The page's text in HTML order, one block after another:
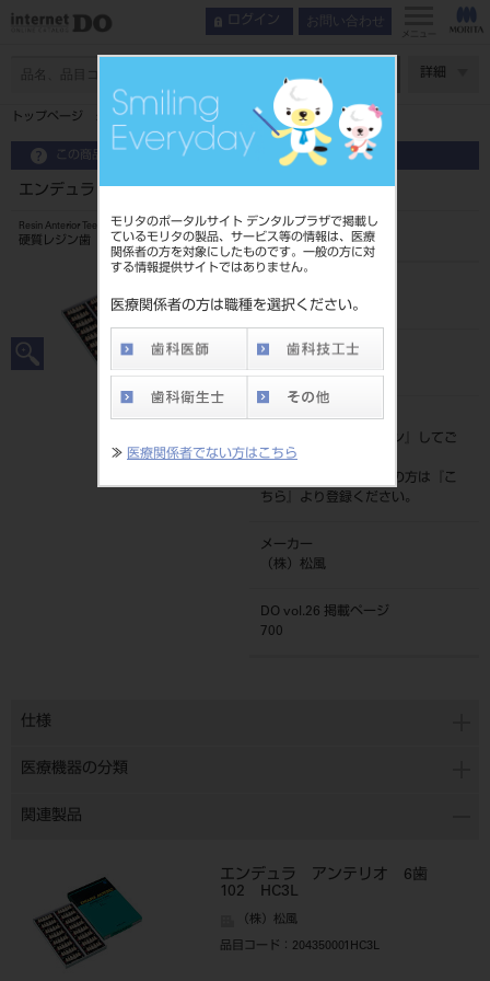
モリタのポータルサイト デンタルプラザで掲載し
ているモリタの製品、サービス等の情報は、医療
関係者の方を対象にしたものです。一般の方に対
する情報提供サイトではありません。
医療関係者の方は職種を選択ください。
≫ 医療関係者でない方はこちら
ログイン お問い合わせ
メニュー
詳細
トップページ エンデュラ アンテリオ 6歯 108 HO3L
この商品に関するお問い合わせ
エンデュラ アンテリオ 6歯 108 HO3L
Resin Anterior Teeth
硬質レジン歯
204350004HO3L
JAN/EANコード
標準価格
ログイン
』してご
覧ください。
ネット会員登録がまだの方は『
こ
ちら
』より登録ください。
メーカー
（株）松風
DO vol.26 掲載ページ
700
仕様
医療機器の分類
関連製品
エンデュラ アンテリオ 6歯
102 HC3L
（株）松風
品目コード ：204350001HC3L